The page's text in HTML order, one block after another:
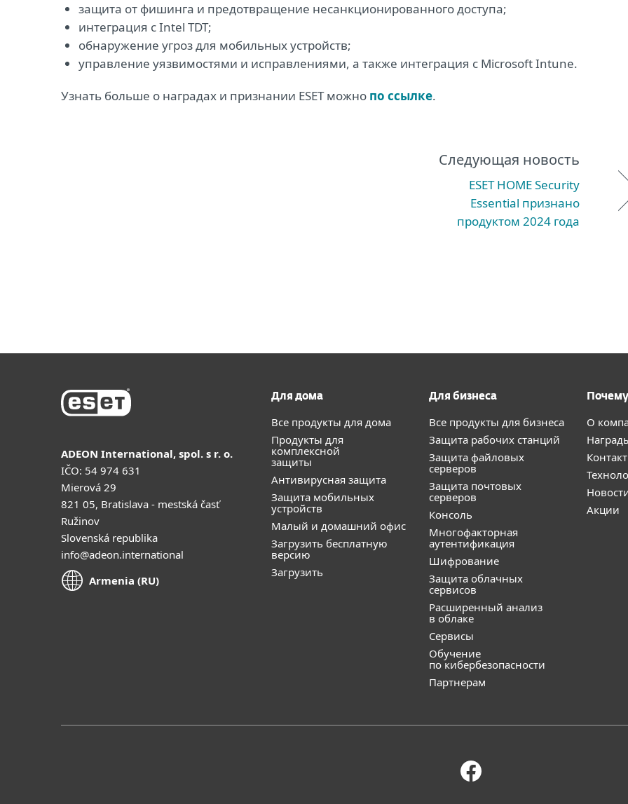
защита от фишинга и предотвращение несанкционированного доступа;
интеграция с Intel TDT;
обнаружение угроз для мобильных устройств;
управление уязвимостями и исправлениями, а также интеграция с Microsoft Intune.
Узнать больше о наградах и признании ESET можно по ссылке.
Следующая новость
ESET HOME Security
Essential признано
продуктом 2024 года
ADEON International, spol. s r. o.
IČO: 54 974 631
Mierová 29
821 05, Bratislava - mestská časť
Ružinov
Slovenská republika
info@adeon.international
Armenia (RU)
Для дома
Все продукты для дома
Продукты для
комплексной
защиты
Антивирусная защита
Защита мобильных
устройств
Малый и домашний офис
Загрузить бесплатную
версию
Загрузить
Для бизнеса
Все продукты для бизнеса
Защита рабочих станций
Защита файловых
серверов
Защита почтовых
серверов
Консоль
Многофакторная
аутентификация
Шифрование
Защита облачных
сервисов
Расширенный анализ
в облаке
Сервисы
Обучение
по кибербезопасности
Партнерам
Почему
О
Акции